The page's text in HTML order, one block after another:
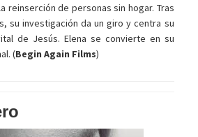
reinserción de personas sin hogar. Tras
su investigación da un giro y centra su
de Jesús. Elena se convierte en su
(Begin Again Films)